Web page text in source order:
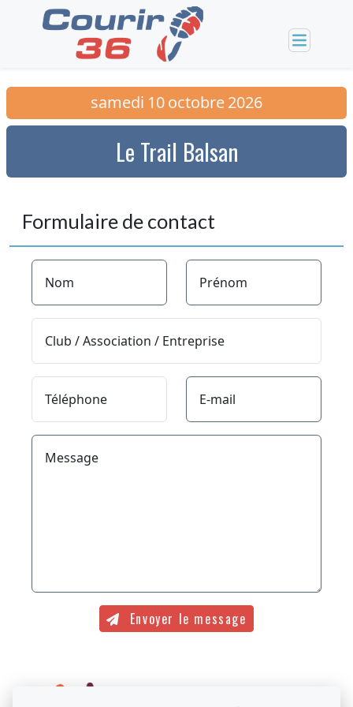
samedi 10octobre2026
Le Trail Balsan
Formulaire de contact
Nom Prénom
Club / Association / Entreprise
Téléphone E-mail
Message
Envoyer le message